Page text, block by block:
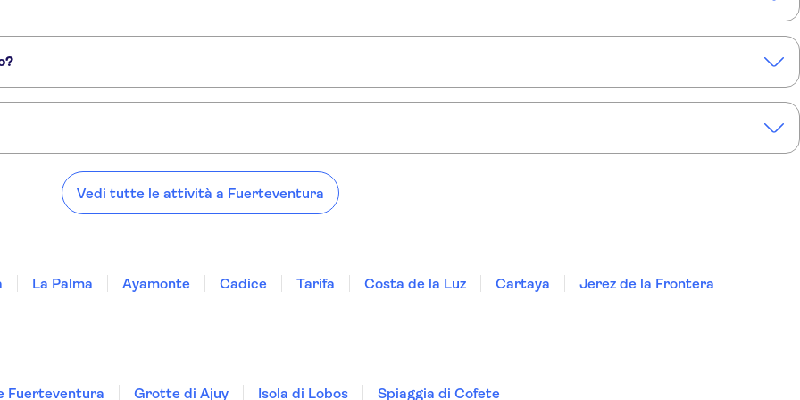
di Ajuy
di Fuerteventura con visita a un allevamento di capre
Vedi tutte le attività a Fuerteventura
La Palma Ayamonte Cadice Tarifa Costa de la Luz Cartaya
Jerez de la Frontera
Fuerteventura Grotte di Ajuy Isola di Lobos Spiaggia di Cofete